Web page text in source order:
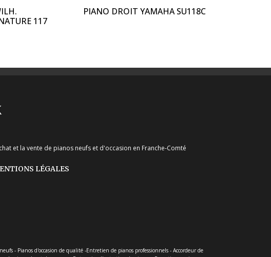
117
PIANO DROIT YAMAHA SU118C
et la vente de pianos neufs et d'occasion en Franche-Comté
LÉGALES
- Pianos d'occasion de qualité -Entretien de pianos professionnels - Accordeur de